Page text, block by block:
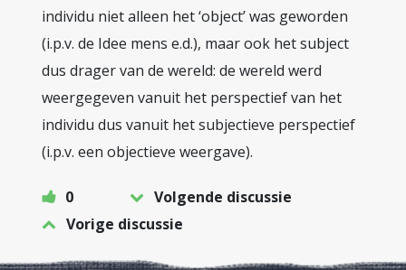
individu niet alleen het ‘object’ was geworden
(i.p.v. de Idee mens e.d.), maar ook het subject
dus drager van de wereld: de wereld werd
weergegeven vanuit het perspectief van het
individu dus vanuit het subjectieve perspectief
(i.p.v. een objectieve weergave).
0
Volgende discussie
Vorige discussie